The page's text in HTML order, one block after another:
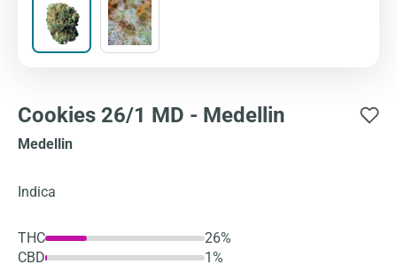
Cookies 26/1 MD - Medellin
Medellin
Indica
THC
26%
CBD
1%